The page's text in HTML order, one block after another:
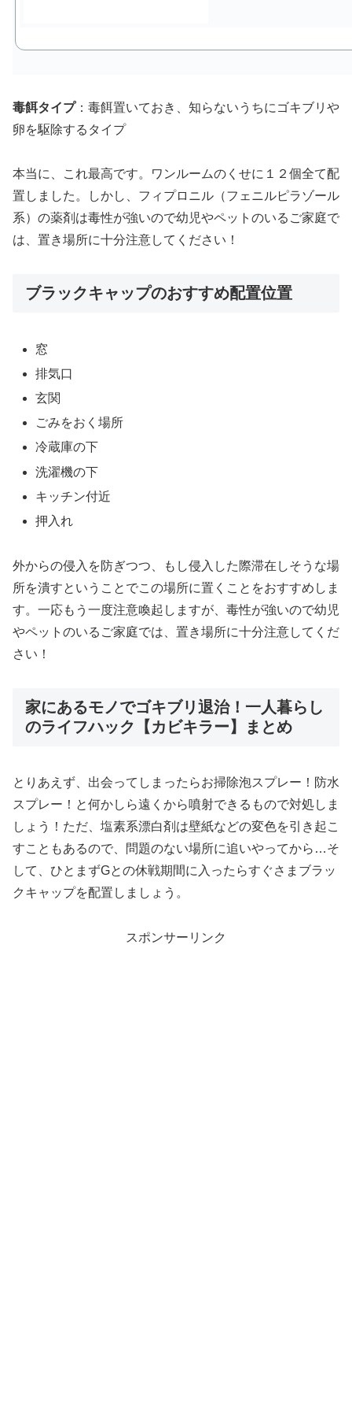
毒餌タイプ：毒餌置いておき、知らないうちにゴキブリや
卵を駆除するタイプ
本当に、これ最高です。ワンルームのくせに１２個全て配
置しました。しかし、フィプロニル（フェニルピラゾール
系）の薬剤は毒性が強いので幼児やペットのいるご家庭で
は、置き場所に十分注意してください！
ブラックキャップのおすすめ配置位置
窓
排気口
玄関
ごみをおく場所
冷蔵庫の下
洗濯機の下
キッチン付近
押入れ
外からの侵入を防ぎつつ、もし侵入した際滞在しそうな場
所を潰すということでこの場所に置くことをおすすめしま
す。一応もう一度注意喚起しますが、毒性が強いので幼児
やペットのいるご家庭では、置き場所に十分注意してくだ
さい！
家にあるモノでゴキブリ退治！一人暮らし
のライフハック【カビキラー】まとめ
とりあえず、出会ってしまったらお掃除泡スプレー！防水
スプレー！と何かしら遠くから噴射できるもので対処しま
しょう！ただ、塩素系漂白剤は壁紙などの変色を引き起こ
すこともあるので、問題のない場所に追いやってから…そ
して、ひとまずGとの休戦期間に入ったらすぐさまブラッ
クキャップを配置しましょう。
スポンサーリンク